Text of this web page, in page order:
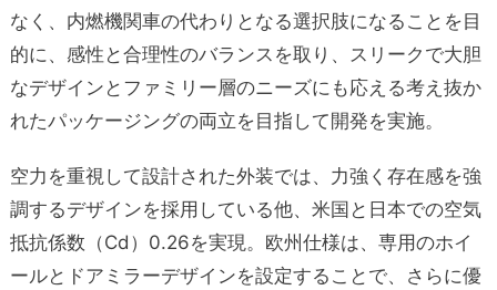
なく、内燃機関車の代わりとなる選択肢になることを目
的に、感性と合理性のバランスを取り、スリークで大胆
なデザインとファミリー層のニーズにも応える考え抜か
れたパッケージングの両立を目指して開発を実施。
空力を重視して設計された外装では、力強く存在感を強
調するデザインを採用している他、米国と日本での空気
抵抗係数（Cd）0.26を実現。欧州仕様は、専用のホイ
ールとドアミラーデザインを設定することで、さらに優